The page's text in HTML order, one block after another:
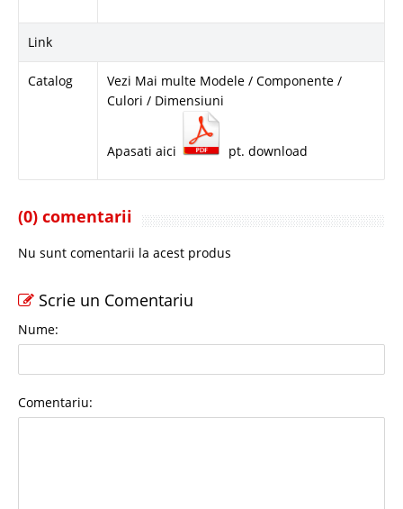
Link
Catalog
Vezi Mai multe Modele / Componente /
Culori / Dimensiuni
Apasati aici pt. download
(0) comentarii
Nu sunt comentarii la acest produs
Scrie un Comentariu
Nume:
Comentariu: